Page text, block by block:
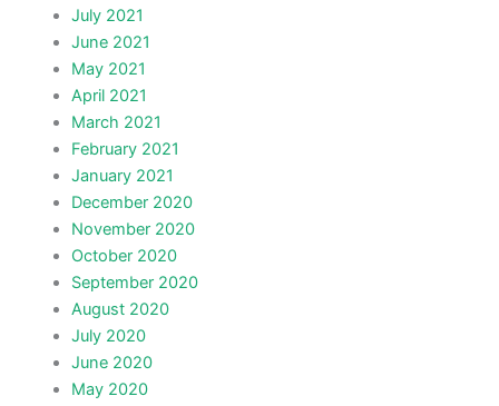
July 2021
June 2021
May 2021
April 2021
March 2021
February 2021
January 2021
December 2020
November 2020
October 2020
September 2020
August 2020
July 2020
June 2020
May 2020